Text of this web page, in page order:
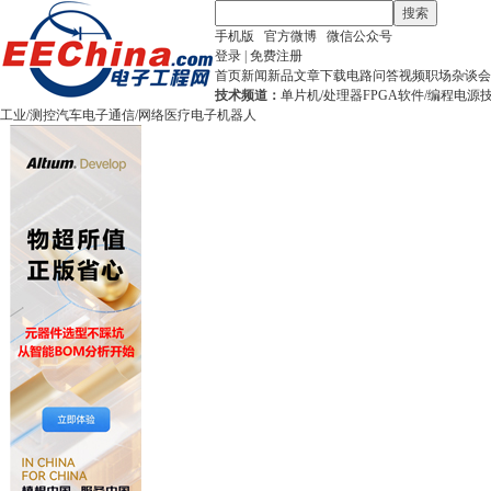
搜索
手机版
官方微博
微信公众号
登录 免费注册
首页新闻新品文章下载电路问答视频职场杂谈
技术频道： 单片机/处理器FPGA软件/编程电源
工业/测控汽车电子通信/网络医疗电子机器人